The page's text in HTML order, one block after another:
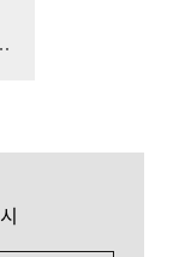
미치는 영향은